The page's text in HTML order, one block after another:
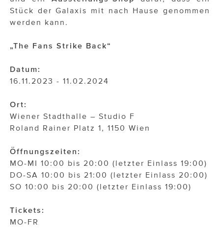
Stück der Galaxis mit nach Hause genommen
werden kann.
„The Fans Strike Back“
Datum:
16.11.2023 - 11.02.2024
Ort:
Wiener Stadthalle – Studio F
Roland Rainer Platz 1, 1150 Wien
Öffnungszeiten:
MO-MI 10:00 bis 20:00 (letzter Einlass 19:00)
DO-SA 10:00 bis 21:00 (letzter Einlass 20:00)
SO 10:00 bis 20:00 (letzter Einlass 19:00)
Tickets:
MO-FR